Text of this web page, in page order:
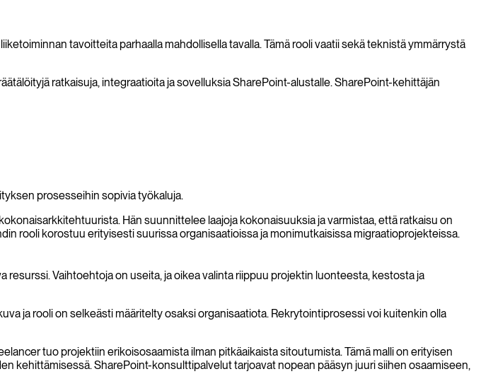
tavoitteita parhaalla mahdollisella tavalla. Tämä rooli vaatii sekä teknistä ymmärrystä
ratkaisuja, integraatioita ja sovelluksia SharePoint-alustalle. SharePoint-kehittäjän
prosesseihin sopivia työkaluja.
Hän suunnittelee laajoja kokonaisuuksia ja varmistaa, että ratkaisu on
rooli korostuu erityisesti suurissa organisaatioissa ja monimutkaisissa migraatioprojekteissa.
Vaihtoehtoja on useita, ja oikea valinta riippuu projektin luonteesta, kestosta ja
ja rooli on selkeästi määritelty osaksi organisaatiota. Rekrytointiprosessi voi kuitenkin olla
tuo projektiin erikoisosaamista ilman pitkäaikaista sitoutumista. Tämä malli on erityisen
kehittämisessä. SharePoint-konsulttipalvelut tarjoavat nopean pääsyn juuri siihen osaamiseen,